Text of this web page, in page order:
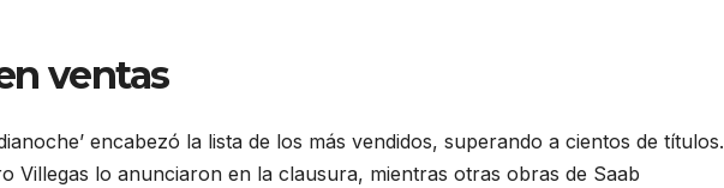
ventas
encabezó la lista de los más vendidos, superando a cientos de títulos.
Villegas lo anunciaron en la clausura, mientras otras obras de Saab